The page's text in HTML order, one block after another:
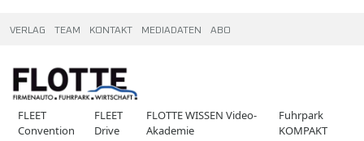
VERLAG TEAM KONTAKT MEDIADATEN ABO
FLEET
Convention
FLEET
Drive
FLOTTE WISSEN Video-
Akademie
Fuhrpark
KOMPAKT